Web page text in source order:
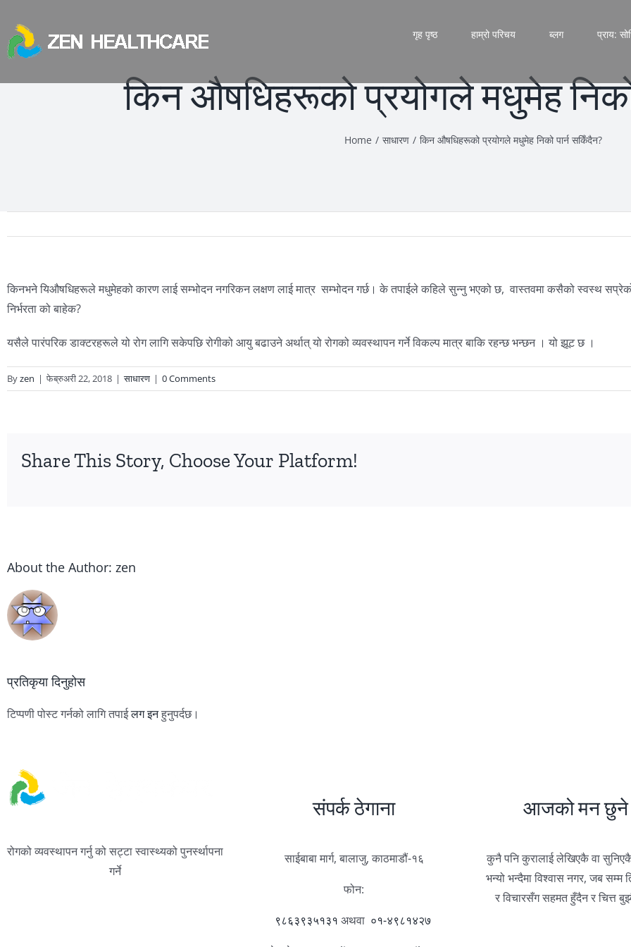
content
गृह पृष्ठ हाम्रो परिचय ब्लग प्राय:
किन औषधिहरूको प्रयोगले मधुमेह
Home / साधारण / किन औषधिहरूको प्रयोगले मधुमेह निको पार्न सकिँदैन?
किनभने यिऔषधिहरूले मधुमेहको कारण लाई सम्भोदन नगरिकन लक्षण लाई मात्र सम्भोदन गर्छ। के तपाईले कहिले सुन्नु भएको छ, वास्तवमा कसैको स्वस्थ
निर्भरता को बाहेक?
यसैले पारंपरिक डाक्टरहरूले यो रोग लागि सकेपछि रोगीको आयु बढाउने अर्थात् यो रोगको व्यवस्थापन गर्ने विकल्प मात्र बाकि रहन्छ भन्छन । यो झूट छ ।
Byzen | फेब्रुअरी 22, 2018 | साधारण | 0 Comments
Share This Story, Choose Your Platform!
About the Author: zen
प्रतिकृया दिनुहोस
टिप्पणी पोस्ट गर्नको लागि तपाईलग इनहुनुपर्दछ।
रोगको व्यवस्थापन गर्नु को सट्टा स्वास्थ्यको पुनर्स्थापना
गर्ने
संपर्क ठेगाना
साईबाबा मार्ग, बालाजु, काठमाडौं-१६
फोन:
९८६३९३५१३१ अथवा ०१-४९८१४२७
आजको मन छुने
कुनै पनि कुरालाई लेखिएकै वा
भन्यो भन्दैमा विश्वास नगर, जब सम्म
र विचारसँग सहमत हुँदैन र चित्त